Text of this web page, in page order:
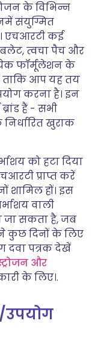
के विभिन्न
संयुग्मित
एचआरटी कई
त्वचा पैच और
फॉर्मूलेशन के
ताकि आप यह तय
करना है। इन
हैं - सभी
खुराक
को हटा दिया
प्राप्त करें
शामिल हों। इस
वाली
जा सकता है, जब
कुछ दिनों के लिए
दवा पत्रक देखें
और
के लिए।.
उपयोग